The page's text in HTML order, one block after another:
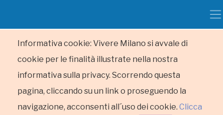
Informativa cookie: Vivere Milano si avvale di
cookie per le finalità illustrate nella nostra
informativa sulla privacy. Scorrendo questa
pagina, cliccando su un link o proseguendo la
navigazione, acconsenti all´uso dei cookie. Clicca